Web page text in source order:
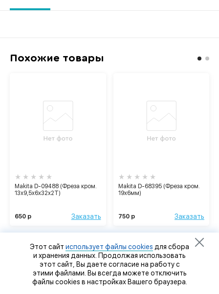
Похожие товары
Makita D-09488 (Фреза кром.
13х9,5х6х32х2Т)
650 р Заказать
Makita D-68395 (Фреза кром.
19х6мм)
750 р Заказать
Этот сайт использует файлы cookies для сбора
и хранения данных. Продолжая использовать
этот сайт, Вы даете согласие на работу с
этими файлами. Вы всегда можете отключить
файлы cookies в настройках Вашего браузера.